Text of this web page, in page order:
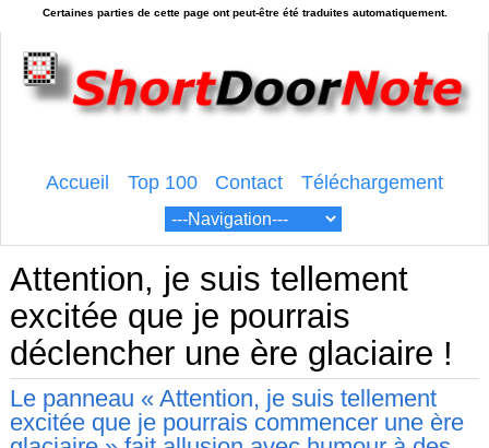
Accueil Top 100 Contact Téléchargement
Attention, je suis tellement
excitée que je pourrais
déclencher une ère glaciaire !
Le panneau « Attention, je suis tellement
excitée que je pourrais commencer une ère